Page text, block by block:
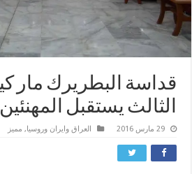
قداسة البطريرك مار
الثالث يستقبل المهنئين
29 مارس 2016 العراق وايران وروسيا, مميز